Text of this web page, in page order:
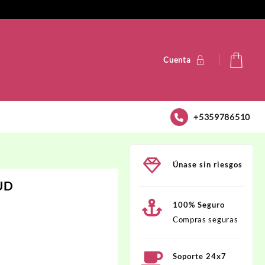
Cuenta
+5359786510
Únase sin riesgos
100% Seguro
Compras seguras
Soporte 24x7